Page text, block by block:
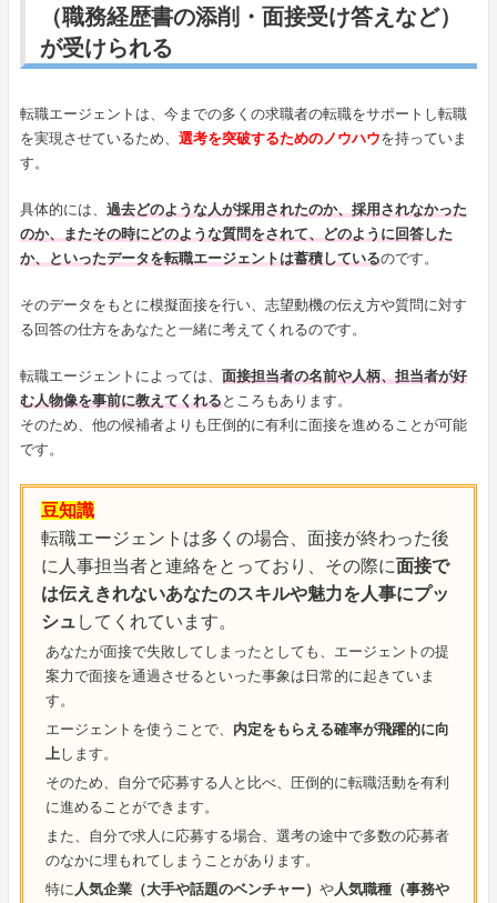
（職務経歴書の添削・面接受け答えなど）
が受けられる
転職エージェントは、今までの多くの求職者の転職をサポートし転職
を実現させているため、 選考を突破するためのノウハウを持っていま
す。
具体的には、 過去どのような人が採用されたのか、採用されなかった
のか、またその時にどのような質問をされて、どのように回答した
か、といったデータを転職エージェントは蓄積しているのです。
そのデータをもとに模擬面接を行い、志望動機の伝え方や質問に対す
る回答の仕方をあなたと一緒に考えてくれるのです。
転職エージェントによっては、 面接担当者の名前や人柄、担当者が好
む人物像を事前に教えてくれるところもあります。
そのため、他の候補者よりも圧倒的に有利に面接を進めることが可能
です。
豆知識
転職エージェントは多くの場合、面接が終わった後
に人事担当者と連絡をとっており、その際に面接で
は伝えきれないあなたのスキルや魅力を人事にプッ
シュ してくれています。
あなたが面接で失敗してしまったとしても、エージェントの提
案力で面接を通過させるといった事象は日常的に起きていま
す。
エージェントを使うことで、 内定をもらえる確率が飛躍的に向
上 します。
そのため、自分で応募する人と比べ、圧倒的に転職活動を有利
に進めることができます。
また、自分で求人に応募する場合、選考の途中で多数の応募者
のなかに埋もれてしまうことがあります。
特に 人気企業（大手や話題のベンチャー） や人気職種（事務や